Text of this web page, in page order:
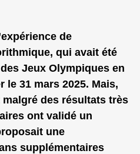
de
qui avait été
Jeux Olympiques en
le 31 mars 2025. Mais,
des résultats très
ont validé un
une
supplémentaires